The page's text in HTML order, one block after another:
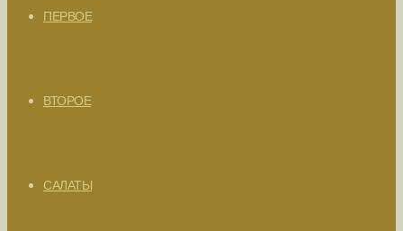
ПЕРВОЕ
ВТОРОЕ
САЛАТЫ